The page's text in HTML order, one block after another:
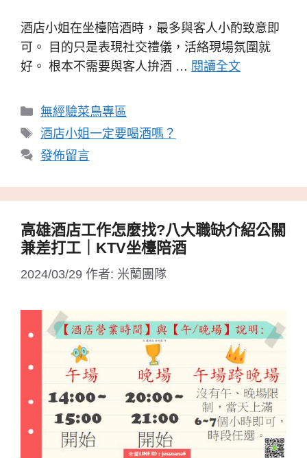
酒店小姐在坐檯陪酒時，最多與客人小酌致意即
可。 目的只是表現社交禮儀，活絡現場氛圍就
好。 根本不需要與客人拚酒 … 閱讀全文
分
類
無經驗菜鳥專區
標
籤
酒店小姐一定要喝酒嗎？
發佈留言
高雄酒店工作怎麼找?八大職缺介紹公關
兼差打工｜KTV坐檯陪酒
2024/03/29 作者: 米蘭團隊